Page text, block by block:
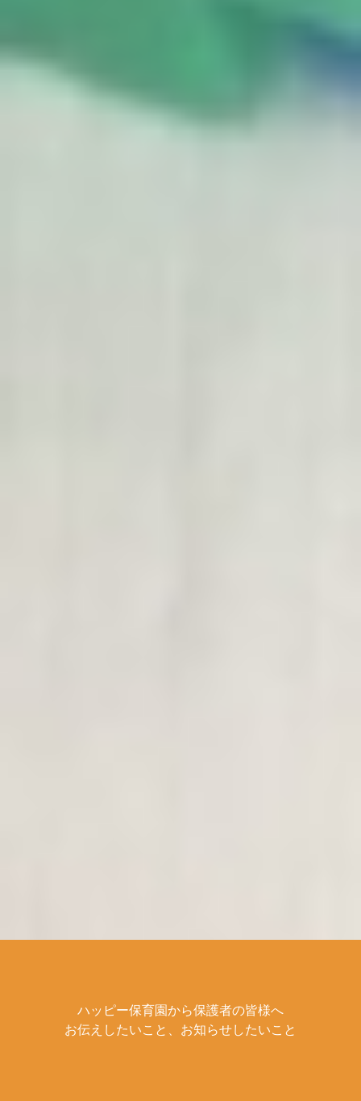
ハッピー保育園から保護者の皆様へ
お伝えしたいこと、お知らせしたいこと